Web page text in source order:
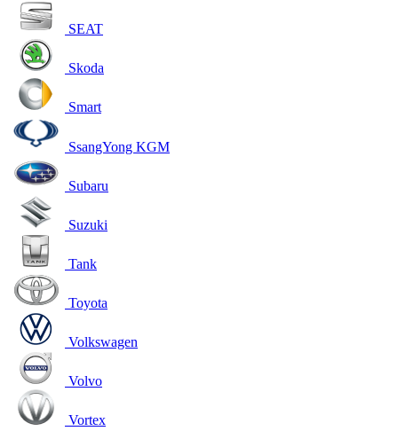
SEAT
Skoda
Smart
SsangYong KGM
Subaru
Suzuki
Tank
Toyota
Volkswagen
Volvo
Vortex